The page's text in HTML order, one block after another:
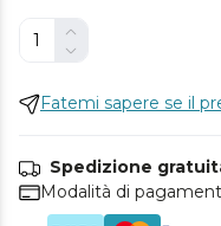
Fatemi sapere se il
Spedizione
Modalità di